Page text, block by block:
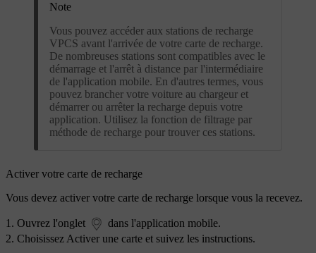
Note
Vous pouvez accéder aux stations de recharge
VPCS avant l'arrivée de votre carte de recharge.
De nombreuses stations sont compatibles avec le
démarrage et l'arrêt à distance par l'intermédiaire
de l'application mobile. En d'autres termes, vous
pouvez brancher votre voiture au chargeur et
démarrer ou arrêter la recharge depuis votre
application. Utilisez la fonction de filtrage par
méthode de recharge pour trouver ces stations.
Activer votre carte de recharge
Vous devez activer votre carte de recharge lorsque vous la recevez.
Ouvrez l'onglet
dans l'application mobile.
Choisissez Activer une carte et suivez les instructions.